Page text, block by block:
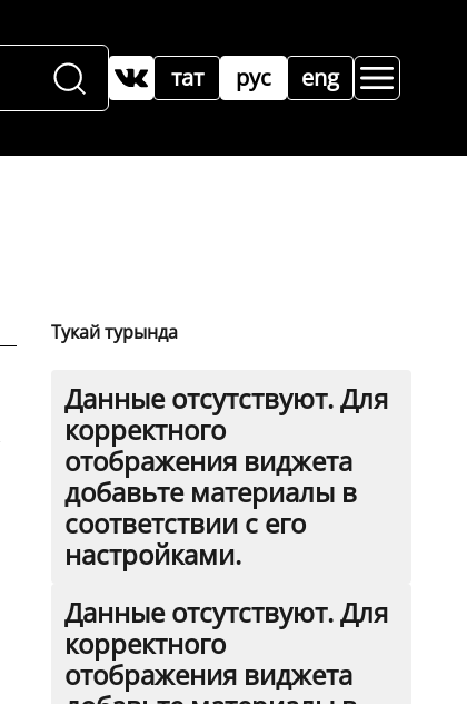
рус
тат eng
Тукай турында
Данные отсутствуют. Для
корректного
отображения виджета
добавьте материалы в
соответствии с его
настройками.
Данные отсутствуют. Для
корректного
отображения виджета